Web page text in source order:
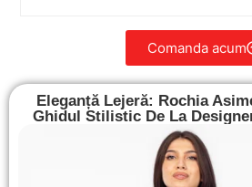
Comanda acum
Eleganță Lejeră: Rochia
Ghidul Stilistic De La